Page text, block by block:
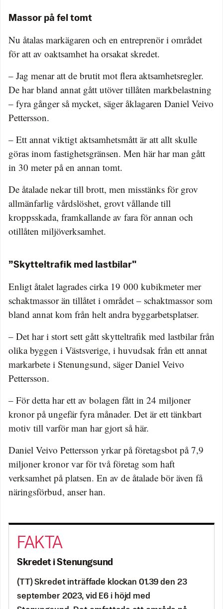
Massor på fel tomt
Nu åtalas markägaren och en entreprenör i området
för att av oaktsamhet ha orsakat skredet.
– Jag menar att de brutit mot flera aktsamhetsregler.
De har bland annat gått utöver tillåten markbelastning
– fyra gånger så mycket, säger åklagaren Daniel Veivo
Pettersson.
– Ett annat viktigt aktsamhetsmått är att allt skulle
göras inom fastighetsgränsen. Men här har man gått
in 30 meter på en annan tomt.
De åtalade nekar till brott, men misstänks för grov
allmänfarlig vårdslöshet, grovt vållande till
kroppsskada, framkallande av fara för annan och
otillåten miljöverksamhet.
”Skytteltrafik med lastbilar"
Enligt åtalet lagrades cirka 19 000 kubikmeter mer
schaktmassor än tillåtet i området – schaktmassor som
bland annat kom från helt andra byggarbetsplatser.
– Det har i stort sett gått skytteltrafik med lastbilar från
olika byggen i Västsverige, i huvudsak från ett annat
markarbete i Stenungsund, säger Daniel Veivo
Pettersson.
– För detta har ett av bolagen fått in 24 miljoner
kronor på ungefär fyra månader. Det är ett tänkbart
motiv till varför man har gjort så här.
Daniel Veivo Pettersson yrkar på företagsbot på 7,9
miljoner kronor var för två företag som haft
verksamhet på platsen. En av de åtalade bör även få
näringsförbud, anser han.
Skredet i Stenungsund
(TT) Skredet inträffade klockan 01.39 den 23
september 2023, vid E6 i höjd med